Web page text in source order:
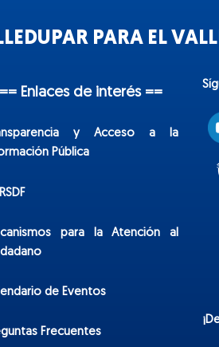
PARA EL
== Enlaces de interés ==
y Acceso a la
Pública
para la Atención al
de Eventos
Frecuentes